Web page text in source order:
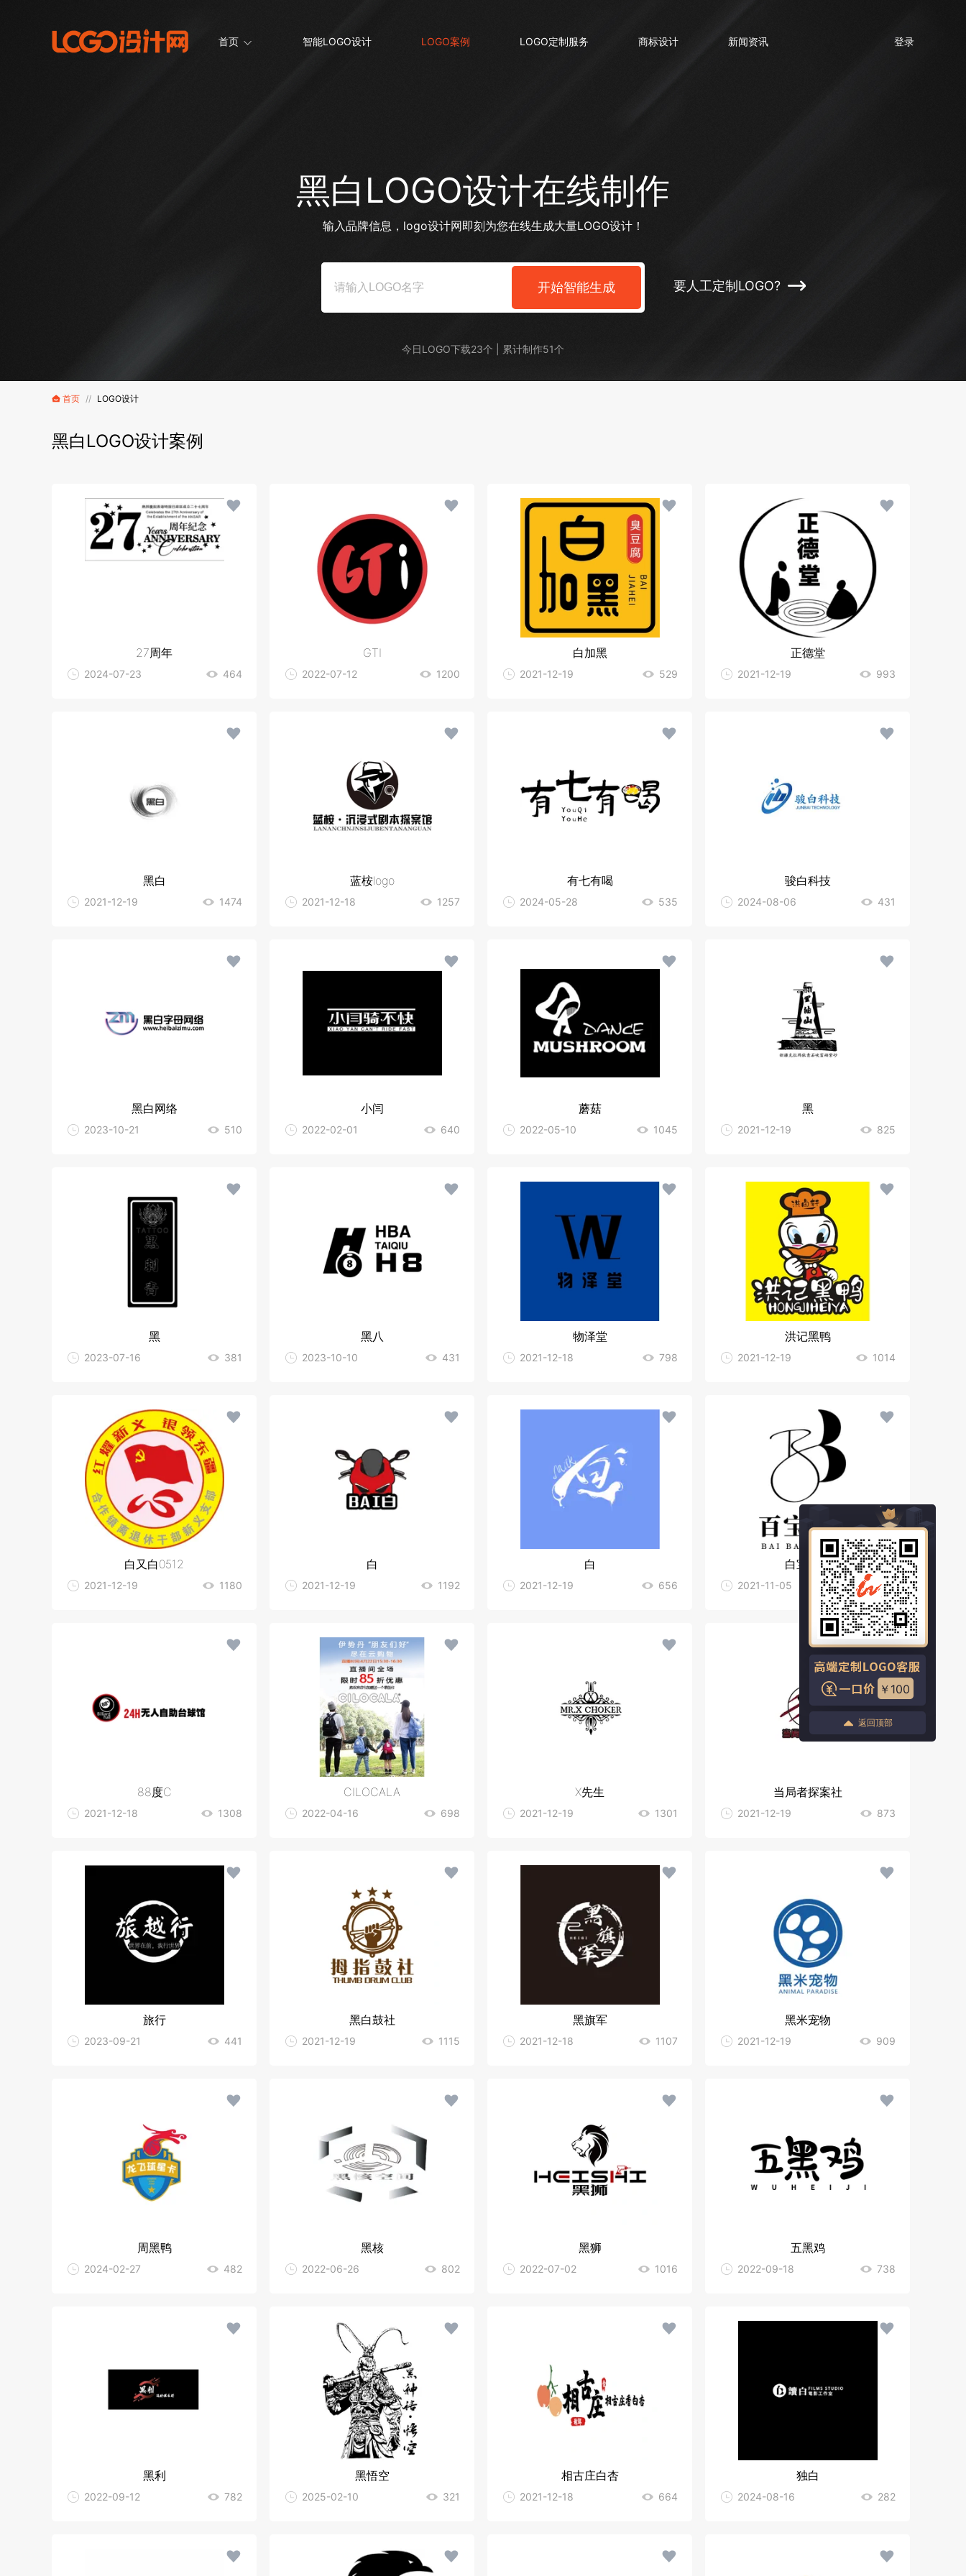
首页 智能LOGO设计 LOGO案例 LOGO定制服务 商标设计 新闻资讯 登录
黑白LOGO设计在线制作
输入品牌信息，logo设计网即刻为您在线生成大量LOGO设计！
开始智能生成 要人工定制LOGO?
今日LOGO下载23个 | 累计制作51个
首页 // LOGO设计
黑白LOGO设计案例
27周年
2024-07-23 464
GTI
2022-07-12 1200
白加黑
2021-12-19 529
正德堂
2021-12-19 993
黑白
2021-12-19 1474
蓝桉logo
2021-12-18 1257
有七有喝
2024-05-28 535
骏白科技
2024-08-06 431
黑白网络
2023-10-21 510
小闫
2022-02-01 640
蘑菇
2022-05-10 1045
黑
2021-12-19 825
黑
2023-07-16 381
黑八
2023-10-10 431
物泽堂
2021-12-18 798
洪记黑鸭
2021-12-19 1014
白又白0512
2021-12-19 1180
白
2021-12-19 1192
白
2021-12-19 656
白宝美业
2021-11-05 1056
88度C
2021-12-18 1308
CILOCALA
2022-04-16 698
X先生
2021-12-19 1301
当局者探案社
2021-12-19 873
旅行
2023-09-21 441
黑白鼓社
2021-12-19 1115
黑旗军
2021-12-18 1107
黑米宠物
2021-12-19 909
周黑鸭
2024-02-27 482
黑核
2022-06-26 802
黑狮
2022-07-02 1016
五黑鸡
2022-09-18 738
黑利
2022-09-12 782
黑悟空
2025-02-10 321
相古庄白杏
2021-12-18 664
独白
2024-08-16 282
￥100
返回顶部